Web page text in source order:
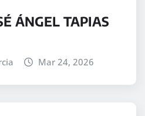
ÁNGEL TAPIAS
Mar 24, 2026